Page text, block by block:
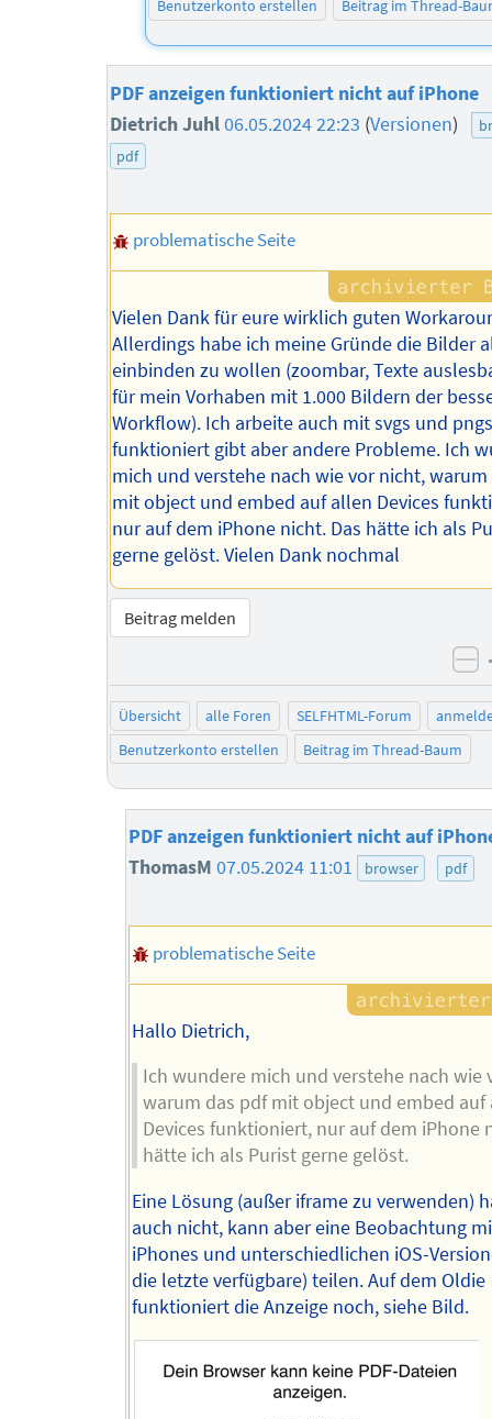
Benutzerkonto erstellen Beitrag im Thread-
PDF anzeigen funktioniert nicht auf iPhone
Dietrich Juhl06.05.2024 22:23 (Versionen)
pdf
problematische Seite
Vielen Dank für eure wirklich guten
Allerdings habe ich meine Gründe die Bilder
einbinden zu wollen (zoombar, Texte
für mein Vorhaben mit 1.000 Bildern der
Workflow). Ich arbeite auch mit svgs und
funktioniert gibt aber andere Probleme. Ich
mich und verstehe nach wie vor nicht,
mit object und embed auf allen Devices
nur auf dem iPhone nicht. Das hätte ich als
gerne gelöst. Vielen Dank nochmal
Beitrag melden
Übersicht alle Foren SELFHTML-Forum
Benutzerkonto erstellen
Beitrag im Thread-Baum
PDF anzeigen funktioniert nicht auf
ThomasM07.05.2024 11:01 browser pdf
problematische Seite
Hallo Dietrich,
Ich wundere mich und verstehe nach wie
warum das pdf mit object und embed auf
Devices funktioniert, nur auf dem iPhone
hätte ich als Purist gerne gelöst.
Eine Lösung (außer iframe zu verwenden)
auch nicht, kann aber eine Beobachtung
iPhones und unterschiedlichen iOS-
die letzte verfügbare) teilen. Auf dem Oldie
funktioniert die Anzeige noch, siehe Bild.